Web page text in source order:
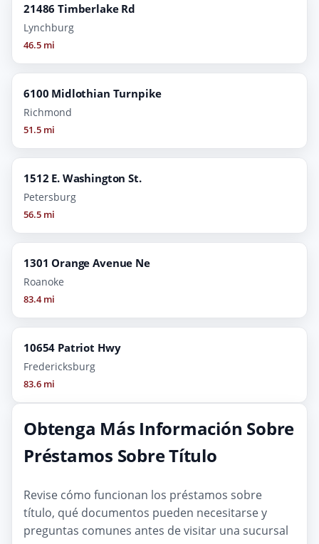
21486 Timberlake Rd
Lynchburg
46.5 mi
6100 Midlothian Turnpike
Richmond
51.5 mi
1512 E. Washington St.
Petersburg
56.5 mi
1301 Orange Avenue Ne
Roanoke
83.4 mi
10654 Patriot Hwy
Fredericksburg
83.6 mi
Obtenga Más Información Sobre
Préstamos Sobre Título
Revise cómo funcionan los préstamos sobre
título, qué documentos pueden necesitarse y
preguntas comunes antes de visitar una sucursal